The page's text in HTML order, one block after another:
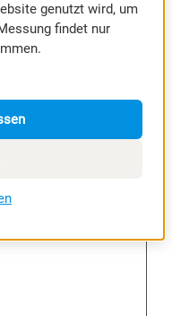
genutzt wird, um
findet nur